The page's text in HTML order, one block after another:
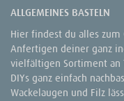
ALLGEMEINES BASTELN
Hier findest du alles zum
Anfertigen deiner ganz
vielfältigen Sortiment an
DIYs ganz einfach
Wackelaugen und Filz